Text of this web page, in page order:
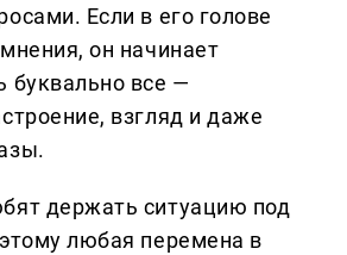
Если в его голове
он начинает
буквально все —
взгляд и даже
держать ситуацию под
любая перемена в